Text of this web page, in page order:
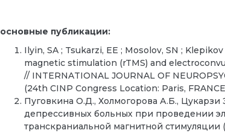
основные публикации:
Ilyin, SA ; Tsukarzi, EE ; Mosolov, SN ;
magnetic stimulation (rTMS) and
// INTERNATIONAL JOURNAL OF
(24th CINP Congress Location: Paris,
Пуговкина О.Д., Холмогорова А.Б.,
депрессивных больных при проведении
транскраниальной магнитной стимуляции